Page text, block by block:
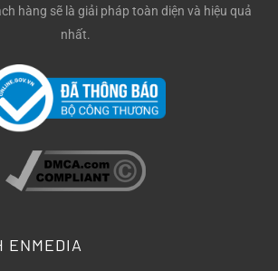
hàng sẽ là giải pháp toàn diện và hiệu quả
nhất.
ENMEDIA